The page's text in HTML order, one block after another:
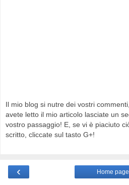
Il mio blog si nutre dei vostri
avete letto il mio articolo lasciate un
vostro passaggio! E, se vi è piaciuto
scritto, cliccate sul tasto G+!
‹ Home page